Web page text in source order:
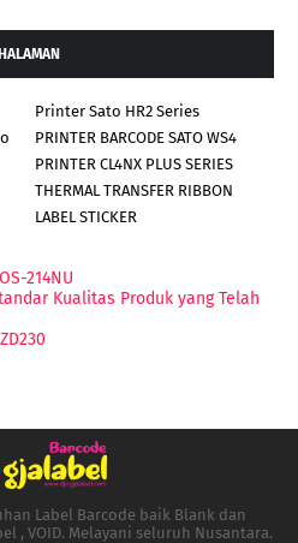
HALAMAN
Printer Sato HR2 Series
PRINTER BARCODE SATO WS4
PRINTER CL4NX PLUS SERIES
THERMAL TRANSFER RIBBON
LABEL STICKER
214NU
Kualitas Produk yang Telah
Label Barcode baik Blank dan
, VOID. Melayani seluruh Nusantara.